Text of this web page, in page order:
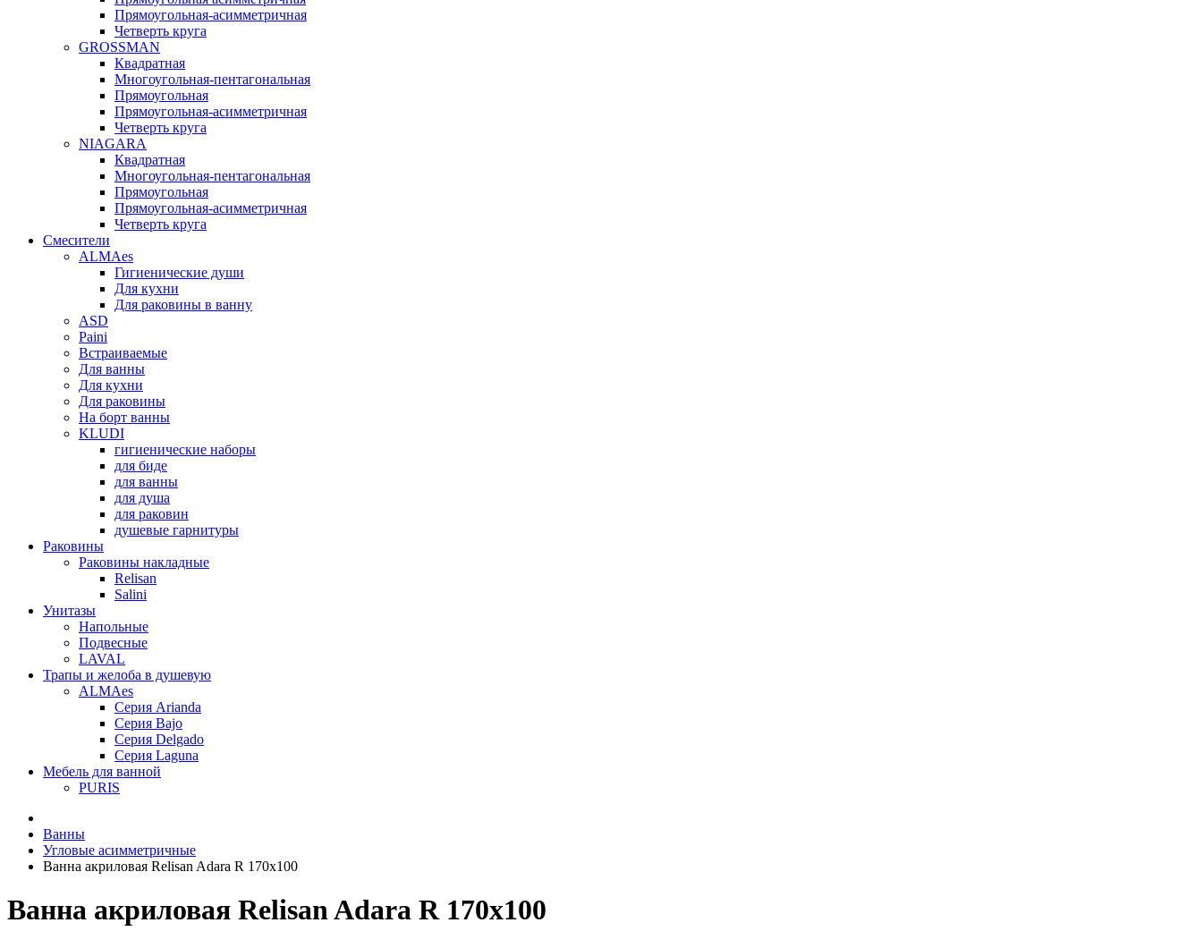
Прямоугольная-асимметричная
Четверть круга
GROSSMAN
Квадратная
Многоугольная-пентагональная
Прямоугольная
Прямоугольная-асимметричная
Четверть круга
NIAGARA
Квадратная
Многоугольная-пентагональная
Прямоугольная
Прямоугольная-асимметричная
Четверть круга
Смесители
ALMAes
Гигиенические души
Для кухни
Для раковины в ванну
ASD
Paini
Встраиваемые
Для ванны
Для кухни
Для раковины
На борт ванны
KLUDI
гигиенические наборы
для биде
для ванны
для душа
для раковин
душевые гарнитуры
Раковины
Раковины накладные
Relisan
Salini
Унитазы
Напольные
Подвесные
LAVAL
Трапы и желоба в душевую
ALMAes
Серия Arianda
Серия Bajo
Серия Delgado
Серия Laguna
Мебель для ванной
PURIS
Ванны
Угловые асимметричные
Ванна акриловая Relisan Adara R 170х100
Ванна акриловая Relisan Adara R 170х100